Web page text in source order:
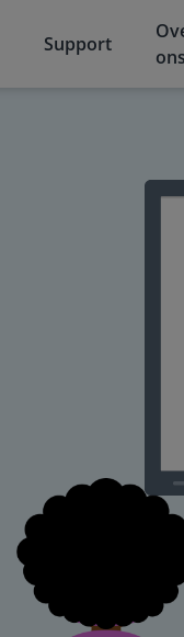
Support
ons